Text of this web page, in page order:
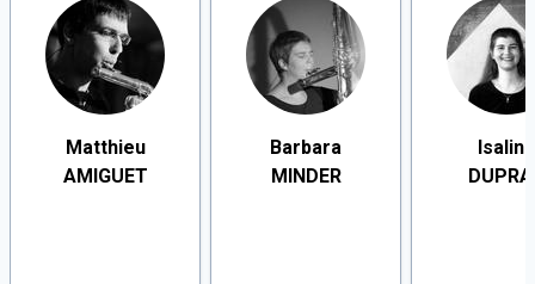
Matthieu
AMIGUET
Barbara
MINDER
Isaline